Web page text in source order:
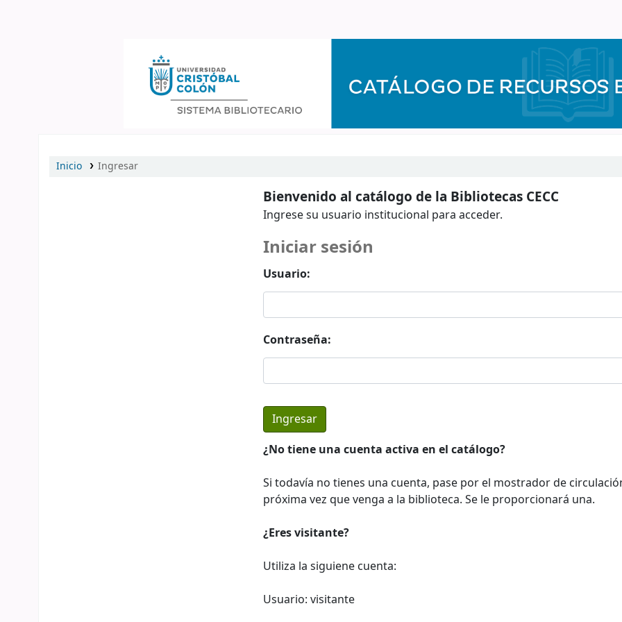
Inicio Ingresar
Bienvenido al catálogo de la Bibliotecas CECC
Ingrese su usuario institucional para acceder.
Iniciar sesión
Usuario:
Contraseña:
¿No tiene una cuenta activa en el catálogo?
Si todavía no tienes una cuenta, pase por el mostrador de
próxima vez que venga a la biblioteca. Se le proporcionará una.
¿Eres visitante?
Utiliza la siguiene cuenta:
Usuario: visitante